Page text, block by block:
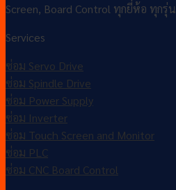
Screen, Board Control ทุกยี่ห้อ ทุกรุ่น
Services
ซ่อม Servo Drive
ซ่อม Spindle Drive
ซ่อม Power Supply
ซ่อม Inverter
ซ่อม Touch Screen and Monitor
ซ่อม PLC
ซ่อม CNC Board Control